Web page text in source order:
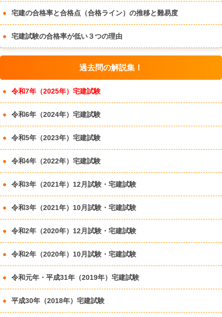
宅建の合格率と合格点（合格ライン）の推移と難易度
宅建試験の合格率が低い３つの理由
過去問の解説集！
令和7年（2025年）宅建試験
令和6年（2024年）宅建試験
令和5年（2023年）宅建試験
令和4年（2022年）宅建試験
令和3年（2021年）12月試験・宅建試験
令和3年（2021年）10月試験・宅建試験
令和2年（2020年）12月試験・宅建試験
令和2年（2020年）10月試験・宅建試験
令和元年・平成31年（2019年）宅建試験
平成30年（2018年）宅建試験